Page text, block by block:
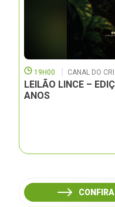
19H00 CANAL DO
LEILÃO LINCE –
ANOS